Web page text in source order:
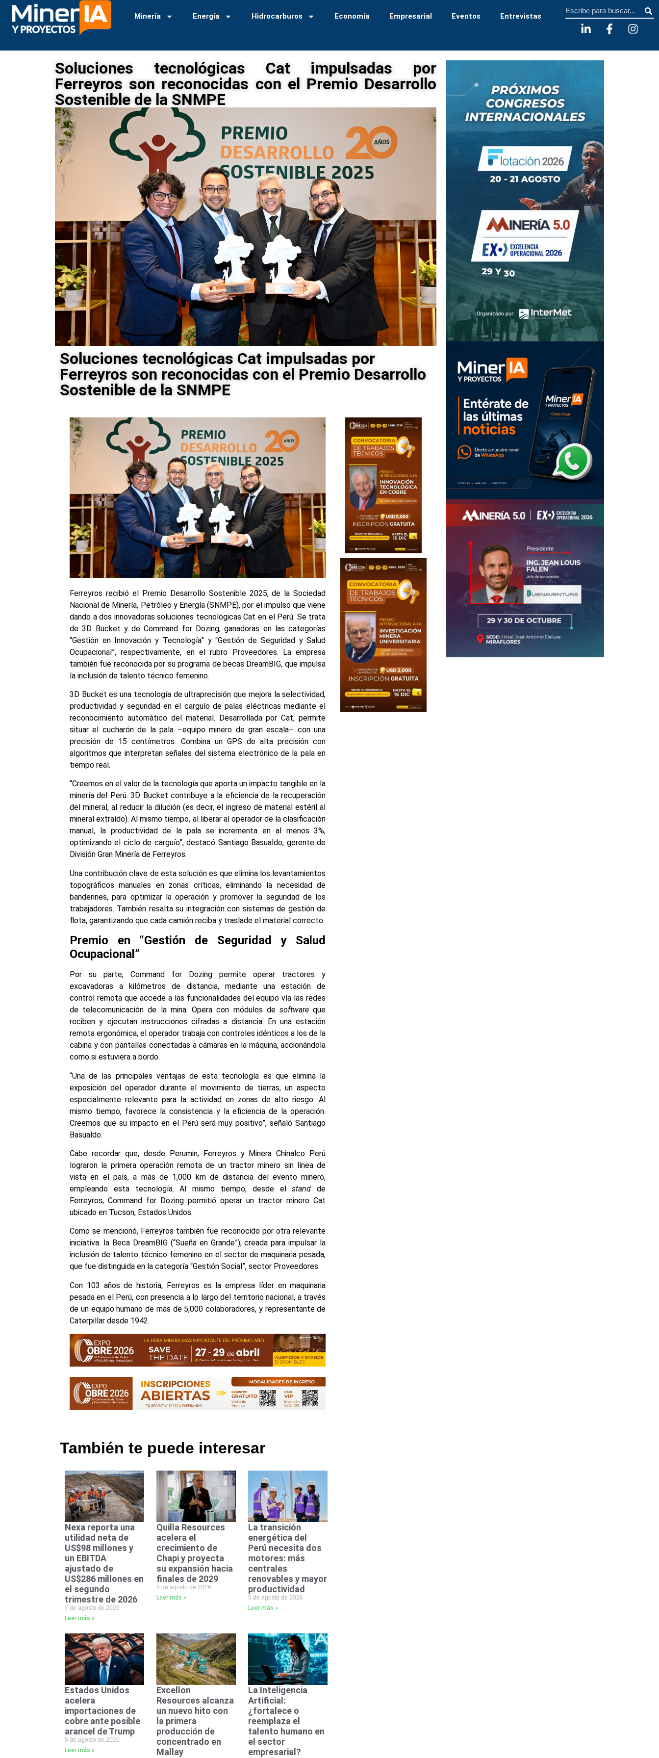
Minería Energía Hidrocarburos Economía Empresarial Eventos Entrevistas
Soluciones tecnológicas Cat impulsadas por
Ferreyros son reconocidas con el Premio Desarrollo
Sostenible de la SNMPE
Soluciones tecnológicas Cat impulsadas por
Ferreyros son reconocidas con el Premio Desarrollo
Sostenible de la SNMPE
Ferreyros recibió el Premio Desarrollo Sostenible 2025, de la Sociedad
Nacional de Minería, Petróleo y Energía (SNMPE), por el impulso que viene
dando a dos innovadoras soluciones tecnológicas Cat en el Perú. Se trata
de 3D Bucket y de Command for Dozing, ganadoras en las categorías
“Gestión en Innovación y Tecnología” y “Gestión de Seguridad y Salud
Ocupacional”, respectivamente, en el rubro Proveedores. La empresa
también fue reconocida por su programa de becas DreamBIG, que impulsa
la inclusión de talento técnico femenino.
3D Bucket es una tecnología de ultraprecisión que mejora la selectividad,
productividad y seguridad en el carguío de palas eléctricas mediante el
reconocimiento automático del material. Desarrollada por Cat, permite
situar el cucharón de la pala –equipo minero de gran escala– con una
precisión de 15 centímetros. Combina un GPS de alta precisión con
algoritmos que interpretan señales del sistema electrónico de la pala en
tiempo real.
“Creemos en el valor de la tecnología que aporta un impacto tangible en la
minería del Perú. 3D Bucket contribuye a la eficiencia de la recuperación
del mineral, al reducir la dilución (es decir, el ingreso de material estéril al
mineral extraído). Al mismo tiempo, al liberar al operador de la clasificación
manual, la productividad de la pala se incrementa en al menos 3%,
optimizando el ciclo de carguío”, destacó Santiago Basualdo, gerente de
División Gran Minería de Ferreyros.
Una contribución clave de esta solución es que elimina los levantamientos
topográficos manuales en zonas críticas, eliminando la necesidad de
banderines, para optimizar la operación y promover la seguridad de los
trabajadores. También resalta su integración con sistemas de gestión de
flota, garantizando que cada camión reciba y traslade el material correcto.
Premio en “Gestión de Seguridad y Salud
Ocupacional”
Por su parte, Command for Dozing permite operar tractores y
excavadoras a kilómetros de distancia, mediante una estación de
control remota que accede a las funcionalidades del equipo vía las redes
de telecomunicación de la mina. Opera con módulos desoftwareque
reciben y ejecutan instrucciones cifradas a distancia. En una estación
remota ergonómica, el operador trabaja con controles idénticos a los de la
cabina y con pantallas conectadas a cámaras en la máquina, accionándola
como si estuviera a bordo.
“Una de las principales ventajas de esta tecnología es que elimina la
exposición del operador durante el movimiento de tierras, un aspecto
especialmente relevante para la actividad en zonas de alto riesgo. Al
mismo tiempo, favorece la consistencia y la eficiencia de la operación.
Creemos que su impacto en el Perú será muy positivo”, señaló Santiago
Basualdo.
Cabe recordar que, desde Perumin, Ferreyros y Minera Chinalco Perú
lograron la primera operación remota de un tractor minero sin línea de
vista en el país, a más de 1,000 km de distancia del evento minero,
empleando esta tecnología. Al mismo tiempo, desde elstand de
Ferreyros, Command for Dozing permitió operar un tractor minero Cat
ubicado en Tucson, Estados Unidos.
Como se mencionó, Ferreyros también fue reconocido por otra relevante
iniciativa: la Beca DreamBIG (“Sueña en Grande”), creada para impulsar la
inclusión de talento técnico femenino en el sector de maquinaria pesada,
que fue distinguida en la categoría “Gestión Social”, sector Proveedores.
Con 103 años de historia, Ferreyros es la empresa líder en maquinaria
pesada en el Perú, con presencia a lo largo del territorio nacional, a través
de un equipo humano de más de 5,000 colaboradores, y representante de
Caterpillar desde 1942.
También te puede interesar
Nexa reporta una
utilidad neta de
US$98 millones y
un EBITDA
ajustado de
US$286 millones en
el segundo
trimestre de 2026
7 de agosto de 2026
Leer más »
Quilla Resources
acelera el
crecimiento de
Chapi y proyecta
su expansión hacia
finales de 2029
5 de agosto de 2026
Leer más »
La transición
energética del
Perú necesita dos
motores: más
centrales
renovables y mayor
productividad
5 de agosto de 2026
Leer más »
Estados Unidos
acelera
importaciones de
cobre ante posible
arancel de Trump
5 de agosto de 2026
Leer más »
Excellon
Resources alcanza
un nuevo hito con
la primera
producción de
concentrado en
Mallay
La Inteligencia
Artificial:
¿fortalece o
reemplaza el
talento humano en
el sector
empresarial?